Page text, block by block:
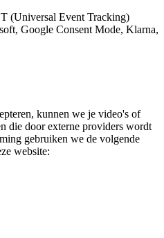
(Universal Event Tracking)
Google Consent Mode, Klarna,
kunnen we je video's of
die door externe providers wordt
gebruiken we de volgende
website: